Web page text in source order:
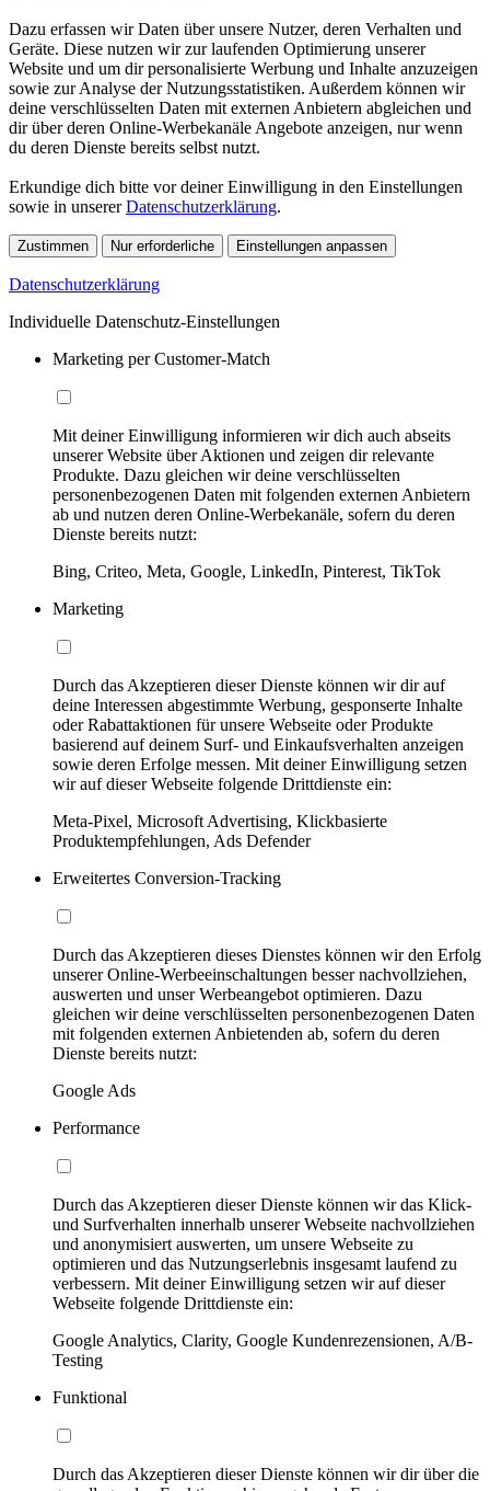
Dazu erfassen wir Daten über unsere Nutzer, deren Verhalten und
Geräte. Diese nutzen wir zur laufenden Optimierung unserer
Website und um dir personalisierte Werbung und Inhalte anzuzeigen
sowie zur Analyse der Nutzungsstatistiken. Außerdem können wir
deine verschlüsselten Daten mit externen Anbietern abgleichen und
dir über deren Online-Werbekanäle Angebote anzeigen, nur wenn
du deren Dienste bereits selbst nutzt.
Erkundige dich bitte vor deiner Einwilligung in den Einstellungen
sowie in unsererDatenschutzerklärung.
Zustimmen Nur erforderliche Einstellungen anpassen
Datenschutzerklärung
Individuelle Datenschutz-Einstellungen
Marketing per Customer-Match
Mit deiner Einwilligung informieren wir dich auch abseits
unserer Website über Aktionen und zeigen dir relevante
Produkte. Dazu gleichen wir deine verschlüsselten
personenbezogenen Daten mit folgenden externen Anbietern
ab und nutzen deren Online-Werbekanäle, sofern du deren
Dienste bereits nutzt:
Bing, Criteo, Meta, Google, LinkedIn, Pinterest, TikTok
Marketing
Durch das Akzeptieren dieser Dienste können wir dir auf
deine Interessen abgestimmte Werbung, gesponserte Inhalte
oder Rabattaktionen für unsere Webseite oder Produkte
basierend auf deinem Surf- und Einkaufsverhalten anzeigen
sowie deren Erfolge messen. Mit deiner Einwilligung setzen
wir auf dieser Webseite folgende Drittdienste ein:
Meta-Pixel, Microsoft Advertising, Klickbasierte
Produktempfehlungen, Ads Defender
Erweitertes Conversion-Tracking
Durch das Akzeptieren dieses Dienstes können wir den Erfolg
unserer Online-Werbeeinschaltungen besser nachvollziehen,
auswerten und unser Werbeangebot optimieren. Dazu
gleichen wir deine verschlüsselten personenbezogenen Daten
mit folgenden externen Anbietenden ab, sofern du deren
Dienste bereits nutzt:
Google Ads
Performance
Durch das Akzeptieren dieser Dienste können wir das Klick-
und Surfverhalten innerhalb unserer Webseite nachvollziehen
und anonymisiert auswerten, um unsere Webseite zu
optimieren und das Nutzungserlebnis insgesamt laufend zu
verbessern. Mit deiner Einwilligung setzen wir auf dieser
Webseite folgende Drittdienste ein:
Google Analytics, Clarity, Google Kundenrezensionen, A/B-
Testing
Funktional
Durch das Akzeptieren dieser Dienste können wir dir über die